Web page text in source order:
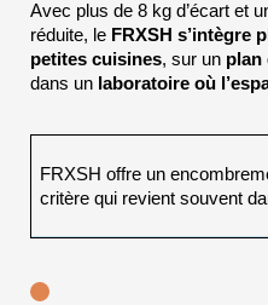
Avec plus de 8 kg d’écart et
réduite, le FRXSH s’intègre
petites cuisines, sur un plan
dans un laboratoire où
FRXSH offre un
critère qui revient souvent